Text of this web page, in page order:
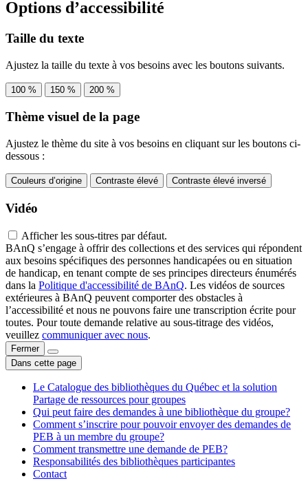
Options d’accessibilité
Taille du texte
Ajustez la taille du texte à vos besoins avec les boutons suivants.
100 % 150 % 200 %
Thème visuel de la page
Ajustez le thème du site à vos besoins en cliquant sur les boutons ci-
dessous :
Couleurs d’origine Contraste élevé Contraste élevé inversé
Vidéo
Afficher les sous-titres par défaut.
BAnQ s’engage à offrir des collections et des services qui répondent
aux besoins spécifiques des personnes handicapées ou en situation
de handicap, en tenant compte de ses principes directeurs énumérés
dans la Politique d'accessibilité de BAnQ. Les vidéos de sources
extérieures à BAnQ peuvent comporter des obstacles à
l’accessibilité et nous ne pouvons faire une transcription écrite pour
toutes. Pour toute demande relative au sous-titrage des vidéos,
veuillez communiquer avec nous.
Fermer
Dans cette page
Le Catalogue des bibliothèques du Québec et la solution
Partage de ressources pour groupes
Qui peut faire des demandes à une bibliothèque du groupe?
Comment s’inscrire pour pouvoir envoyer des demandes de
PEB à un membre du groupe?
Comment transmettre une demande de PEB?
Responsabilités des bibliothèques participantes
Contact